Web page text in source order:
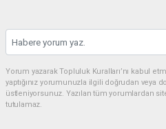
Yorum yazarak Topluluk Kuralları’nı kabul
yaptığınız yorumunuzla ilgili doğrudan veya
üstleniyorsunuz. Yazılan tüm yorumlardan
tutulamaz.